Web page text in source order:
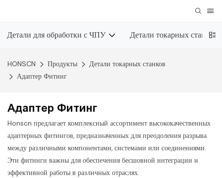
Детали для обработки с ЧПУ Детали токарных станков
HONSCN Продукты
Детали токарных станков
Адаптер Фитинг
Адаптер Фитинг
Honscn предлагает комплексный ассортимент высококачественных
адаптерных фитингов, предназначенных для преодоления разрыва
между различными компонентами, системами или соединениями.
Эти фитинги важны для обеспечения бесшовной интеграции и
эффективной работы в различных отраслях.